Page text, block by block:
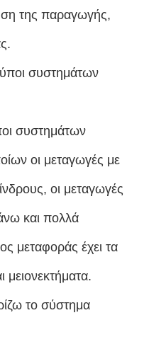
της παραγωγής,
συστημάτων
συστημάτων
οι μεταγωγές με
οι μεταγωγές
και πολλά
μεταφοράς έχει τα
μειονεκτήματα.
το σύστημα